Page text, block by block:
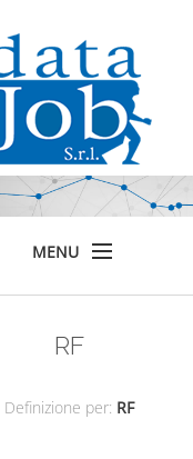
MENU
RF
Definizione per: RF